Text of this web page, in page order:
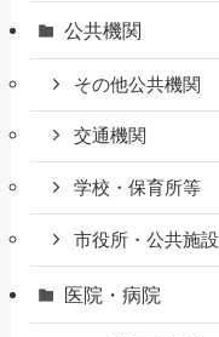
公共機関
その他公共機関
交通機関
学校・保育所等
市役所・公共施設
医院・病院